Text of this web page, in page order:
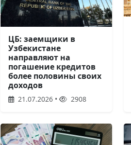
ЦБ: заемщики в
Узбекистане
направляют на
погашение кредитов
более половины своих
доходов
21.07.2026 • 2908